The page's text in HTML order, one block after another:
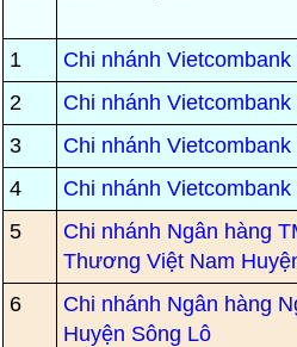
1
Chi nhánh
2
Chi nhánh
3
Chi nhánh
4
Chi nhánh
5
Chi nhánh Ngân hàng
Thương Việt Nam
6
Chi nhánh Ngân hàng
Huyện Sông Lô